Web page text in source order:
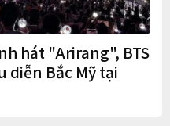
hát "Arirang", BTS
diễn Bắc Mỹ tại